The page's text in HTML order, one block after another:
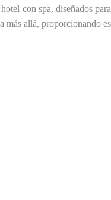
con spa, diseñados
más allá, proporcionando